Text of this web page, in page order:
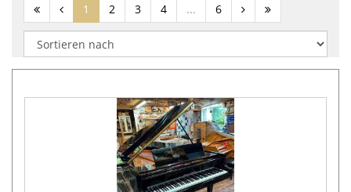
1 (current)
2 3 4 ... 6